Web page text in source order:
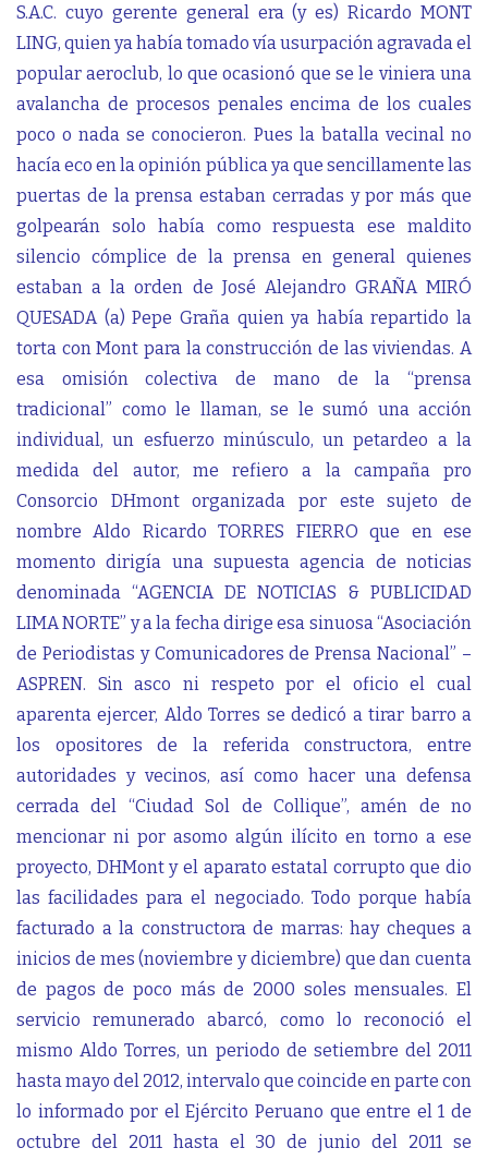
S.A.C. cuyo gerente general era (y es) Ricardo MONT
LING, quien ya había tomado vía usurpación agravada el
popular aeroclub, lo que ocasionó que se le viniera una
avalancha de procesos penales encima de los cuales
poco o nada se conocieron. Pues la batalla vecinal no
hacía eco en la opinión pública ya que sencillamente las
puertas de la prensa estaban cerradas y por más que
golpearán solo había como respuesta ese maldito
silencio cómplice de la prensa en general quienes
estaban a la orden de José Alejandro GRAÑA MIRÓ
QUESADA (a) Pepe Graña quien ya había repartido la
torta con Mont para la construcción de las viviendas. A
esa omisión colectiva de mano de la “prensa
tradicional” como le llaman, se le sumó una acción
individual, un esfuerzo minúsculo, un petardeo a la
medida del autor, me refiero a la campaña pro
Consorcio DHmont organizada por este sujeto de
nombre Aldo Ricardo TORRES FIERRO que en ese
momento dirigía una supuesta agencia de noticias
denominada “AGENCIA DE NOTICIAS & PUBLICIDAD
LIMA NORTE” y a la fecha dirige esa sinuosa “Asociación
de Periodistas y Comunicadores de Prensa Nacional” –
ASPREN. Sin asco ni respeto por el oficio el cual
aparenta ejercer, Aldo Torres se dedicó a tirar barro a
los opositores de la referida constructora, entre
autoridades y vecinos, así como hacer una defensa
cerrada del “Ciudad Sol de Collique”, amén de no
mencionar ni por asomo algún ilícito en torno a ese
proyecto, DHMont y el aparato estatal corrupto que dio
las facilidades para el negociado. Todo porque había
facturado a la constructora de marras: hay cheques a
inicios de mes (noviembre y diciembre) que dan cuenta
de pagos de poco más de 2000 soles mensuales. El
servicio remunerado abarcó, como lo reconoció el
mismo Aldo Torres, un periodo de setiembre del 2011
hasta mayo del 2012, intervalo que coincide en parte con
lo informado por el Ejército Peruano que entre el 1 de
octubre del 2011 hasta el 30 de junio del 2011 se